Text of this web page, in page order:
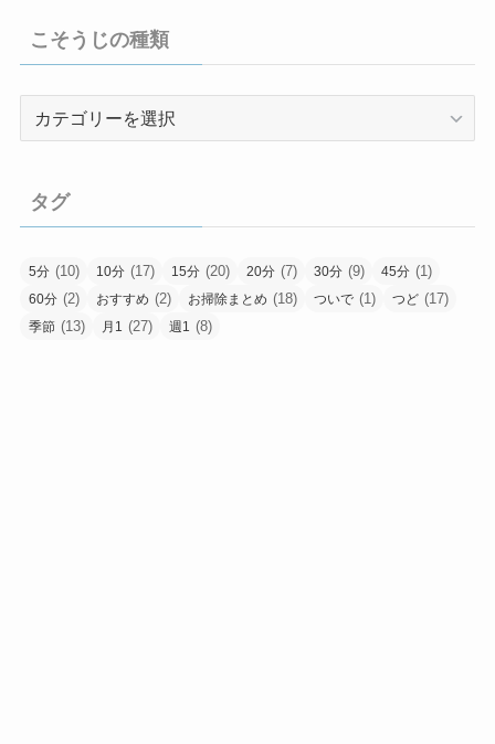
こそうじの種類
の
類
タグ
5分 (10) 10分 (17) 15分 (20) 20分 (7) 30分 (9) 45分 (1)
60分 (2) おすすめ (2) お掃除まとめ (18) ついで (1) つど (17)
季節 (13) 月1 (27) 週1 (8)